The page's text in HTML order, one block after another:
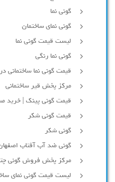
گونی نما
گونی نمای ساختمان
لیست قیمت گونی نما
گونی نما رنگی
قیمت گونی نما ساختمانی
مرکز پخش قیر ساختمانی
قیمت گونی پینک | خرید
قیمت گونی شکر
گونی شکر
گونی ضد آب آفتاب
مرکز پخش فروش گونی
لیست قیمت گونی نمای